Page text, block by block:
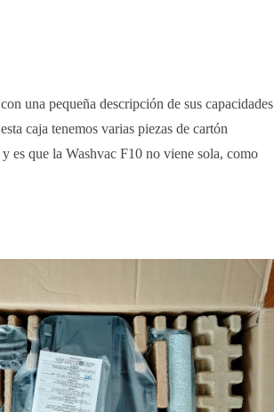
una pequeña descripción de sus capacidades
caja tenemos varias piezas de cartón
es que la Washvac F10 no viene sola, como